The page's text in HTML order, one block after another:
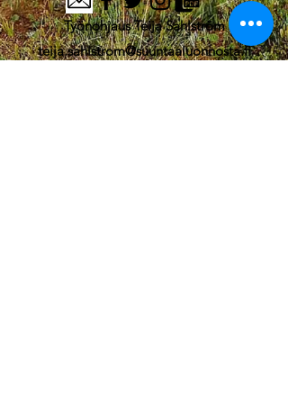
Työnohjaus Teija Sahlström
teija.sahlstrom@suuntaaluonnosta.fi